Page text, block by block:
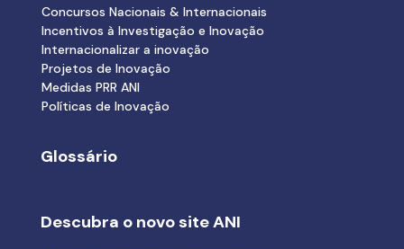
Concursos Nacionais & Internacionais
Incentivos à Investigação e Inovação
Internacionalizar a inovação
Projetos de Inovação
Medidas PRR ANI
Políticas de Inovação
Glossário
Descubra o novo site ANI